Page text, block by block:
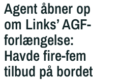
Agent åbner op
om Links’ AGF-
forlængelse:
Havde fire-fem
tilbud på bordet